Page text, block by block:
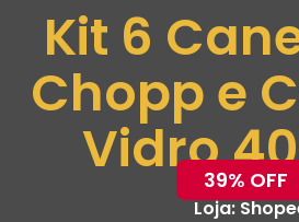
Kit 6
Chopp e
Vidro39% OFF
Loja: